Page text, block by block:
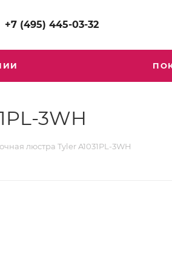
+7 (495) 445-03-32
3WH
люстра Tyler A1031PL-3WH